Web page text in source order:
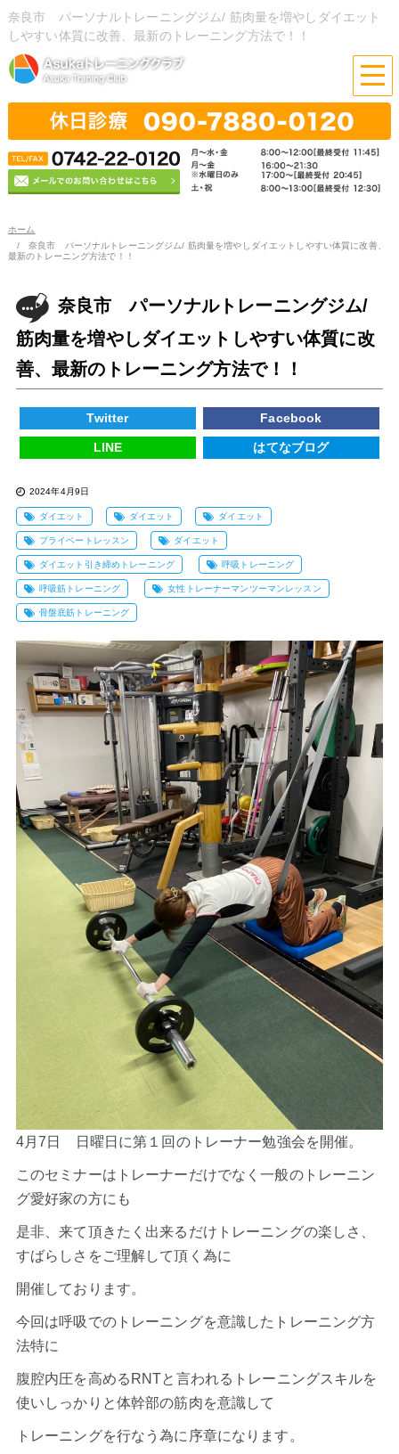
奈良市 パーソナルトレーニングジム/ 筋肉量を増やしダイエット
しやすい体質に改善、最新のトレーニング方法で！！
ホーム
奈良市 パーソナルトレーニングジム/ 筋肉量を増やしダイエットしやすい体質に改善、
最新のトレーニング方法で！！
奈良市 パーソナルトレーニングジム/
筋肉量を増やしダイエットしやすい体質に改
善、最新のトレーニング方法で！！
Twitter Facebook
LINE はてなブログ
2024年4月9日
ダイエット ダイエット ダイエット
プライベートレッスン ダイエット
ダイエット引き締めトレーニング 呼吸トレーニング
呼吸筋トレーニング 女性トレーナーマンツーマンレッスン
骨盤底筋トレーニング
4月7日 日曜日に第１回のトレーナー勉強会を開催。
このセミナーはトレーナーだけでなく一般のトレーニン
グ愛好家の方にも
是非、来て頂きたく出来るだけトレーニングの楽しさ、
すばらしさをご理解して頂く為に
開催しております。
今回は呼吸でのトレーニングを意識したトレーニング方
法特に
腹腔内圧を高めるRNTと言われるトレーニングスキルを
使いしっかりと体幹部の筋肉を意識して
トレーニングを行なう為に序章になります。